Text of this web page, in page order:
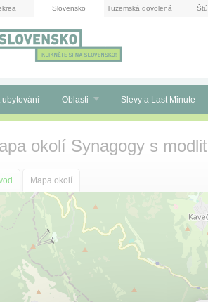
Slovensko Tuzemská dovolená
ubytování Oblasti Slevy a Last Minute
okolí Synagogy s
Mapa okolí